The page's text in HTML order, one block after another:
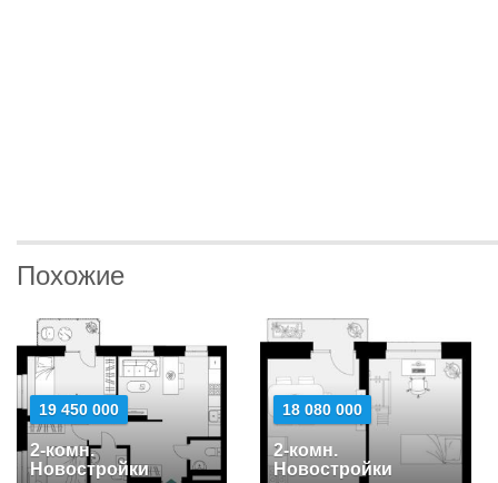
Похожие
19 450 000
2-комн.
Новостройки
18 080 000
2-комн.
Новостройки